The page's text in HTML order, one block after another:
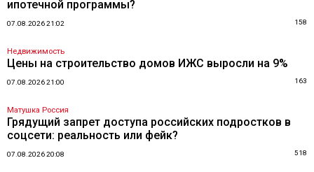
ипотечной программы?
07.08.2026 21:02 158
Недвижимость
Цены на строительство домов ИЖС выросли на 9%
07.08.2026 21:00 163
Матушка Россия
Грядущий запрет доступа российских подростков в
соцсети: реальность или фейк?
07.08.2026 20:08 518